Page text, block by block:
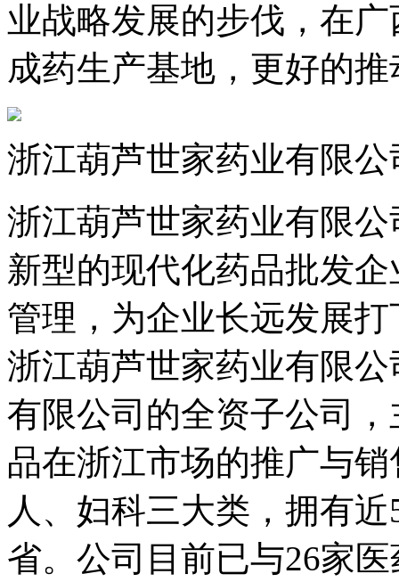
业战略发展的步伐，在
成药生产基地，更好的
浙江葫芦世家药业有限公
浙江葫芦世家药业有限
新型的现代化药品批发
管理，为企业长远发展
浙江葫芦世家药业有限
有限公司的全资子公司
品在浙江市场的推广与
人、妇科三大类，拥有
省。公司目前已与26家